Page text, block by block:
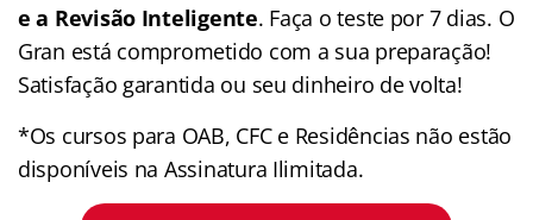
e a Revisão Inteligente. Faça o teste por 7 dias. O
Gran está comprometido com a sua preparação!
Satisfação garantida ou seu dinheiro de volta!
*Os cursos para OAB, CFC e Residências não estão
disponíveis na Assinatura Ilimitada.